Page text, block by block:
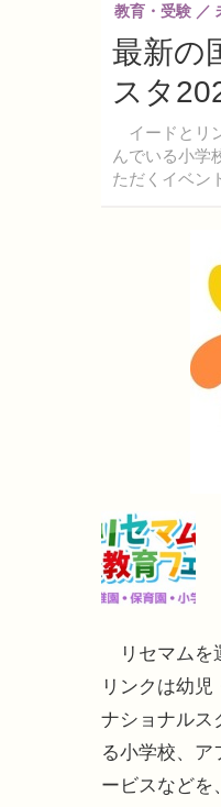
最新の
スタ
イードとリ
んでいる小学
ただくイベン
教育・受験
リセマムを
リンクは幼
ナショナルス
る小学校、ア
ービスなどを